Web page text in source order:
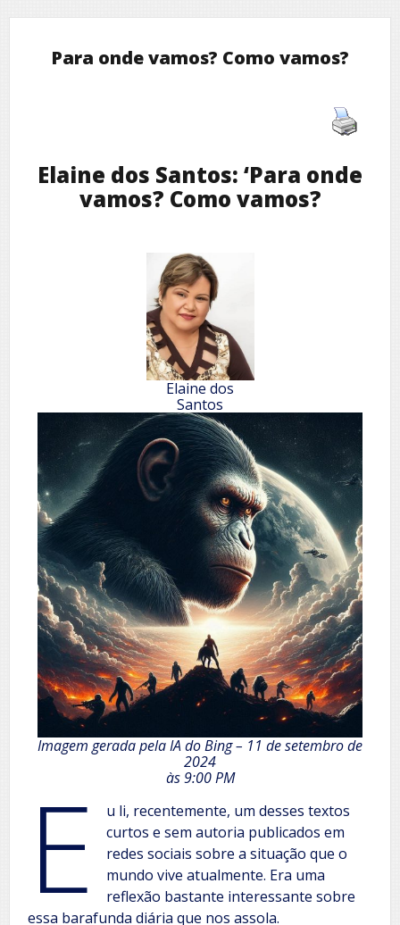
Para onde vamos? Como vamos?
Elaine dos Santos: ‘Para onde
vamos? Como vamos?
Elaine dos
Santos
Imagem gerada pela IA do Bing – 11 de setembro de
2024
às 9:00 PM
E
u li, recentemente, um desses textos
curtos e sem autoria publicados em
redes sociais sobre a situação que o
mundo vive atualmente. Era uma
reflexão bastante interessante sobre
essa barafunda diária que nos assola.